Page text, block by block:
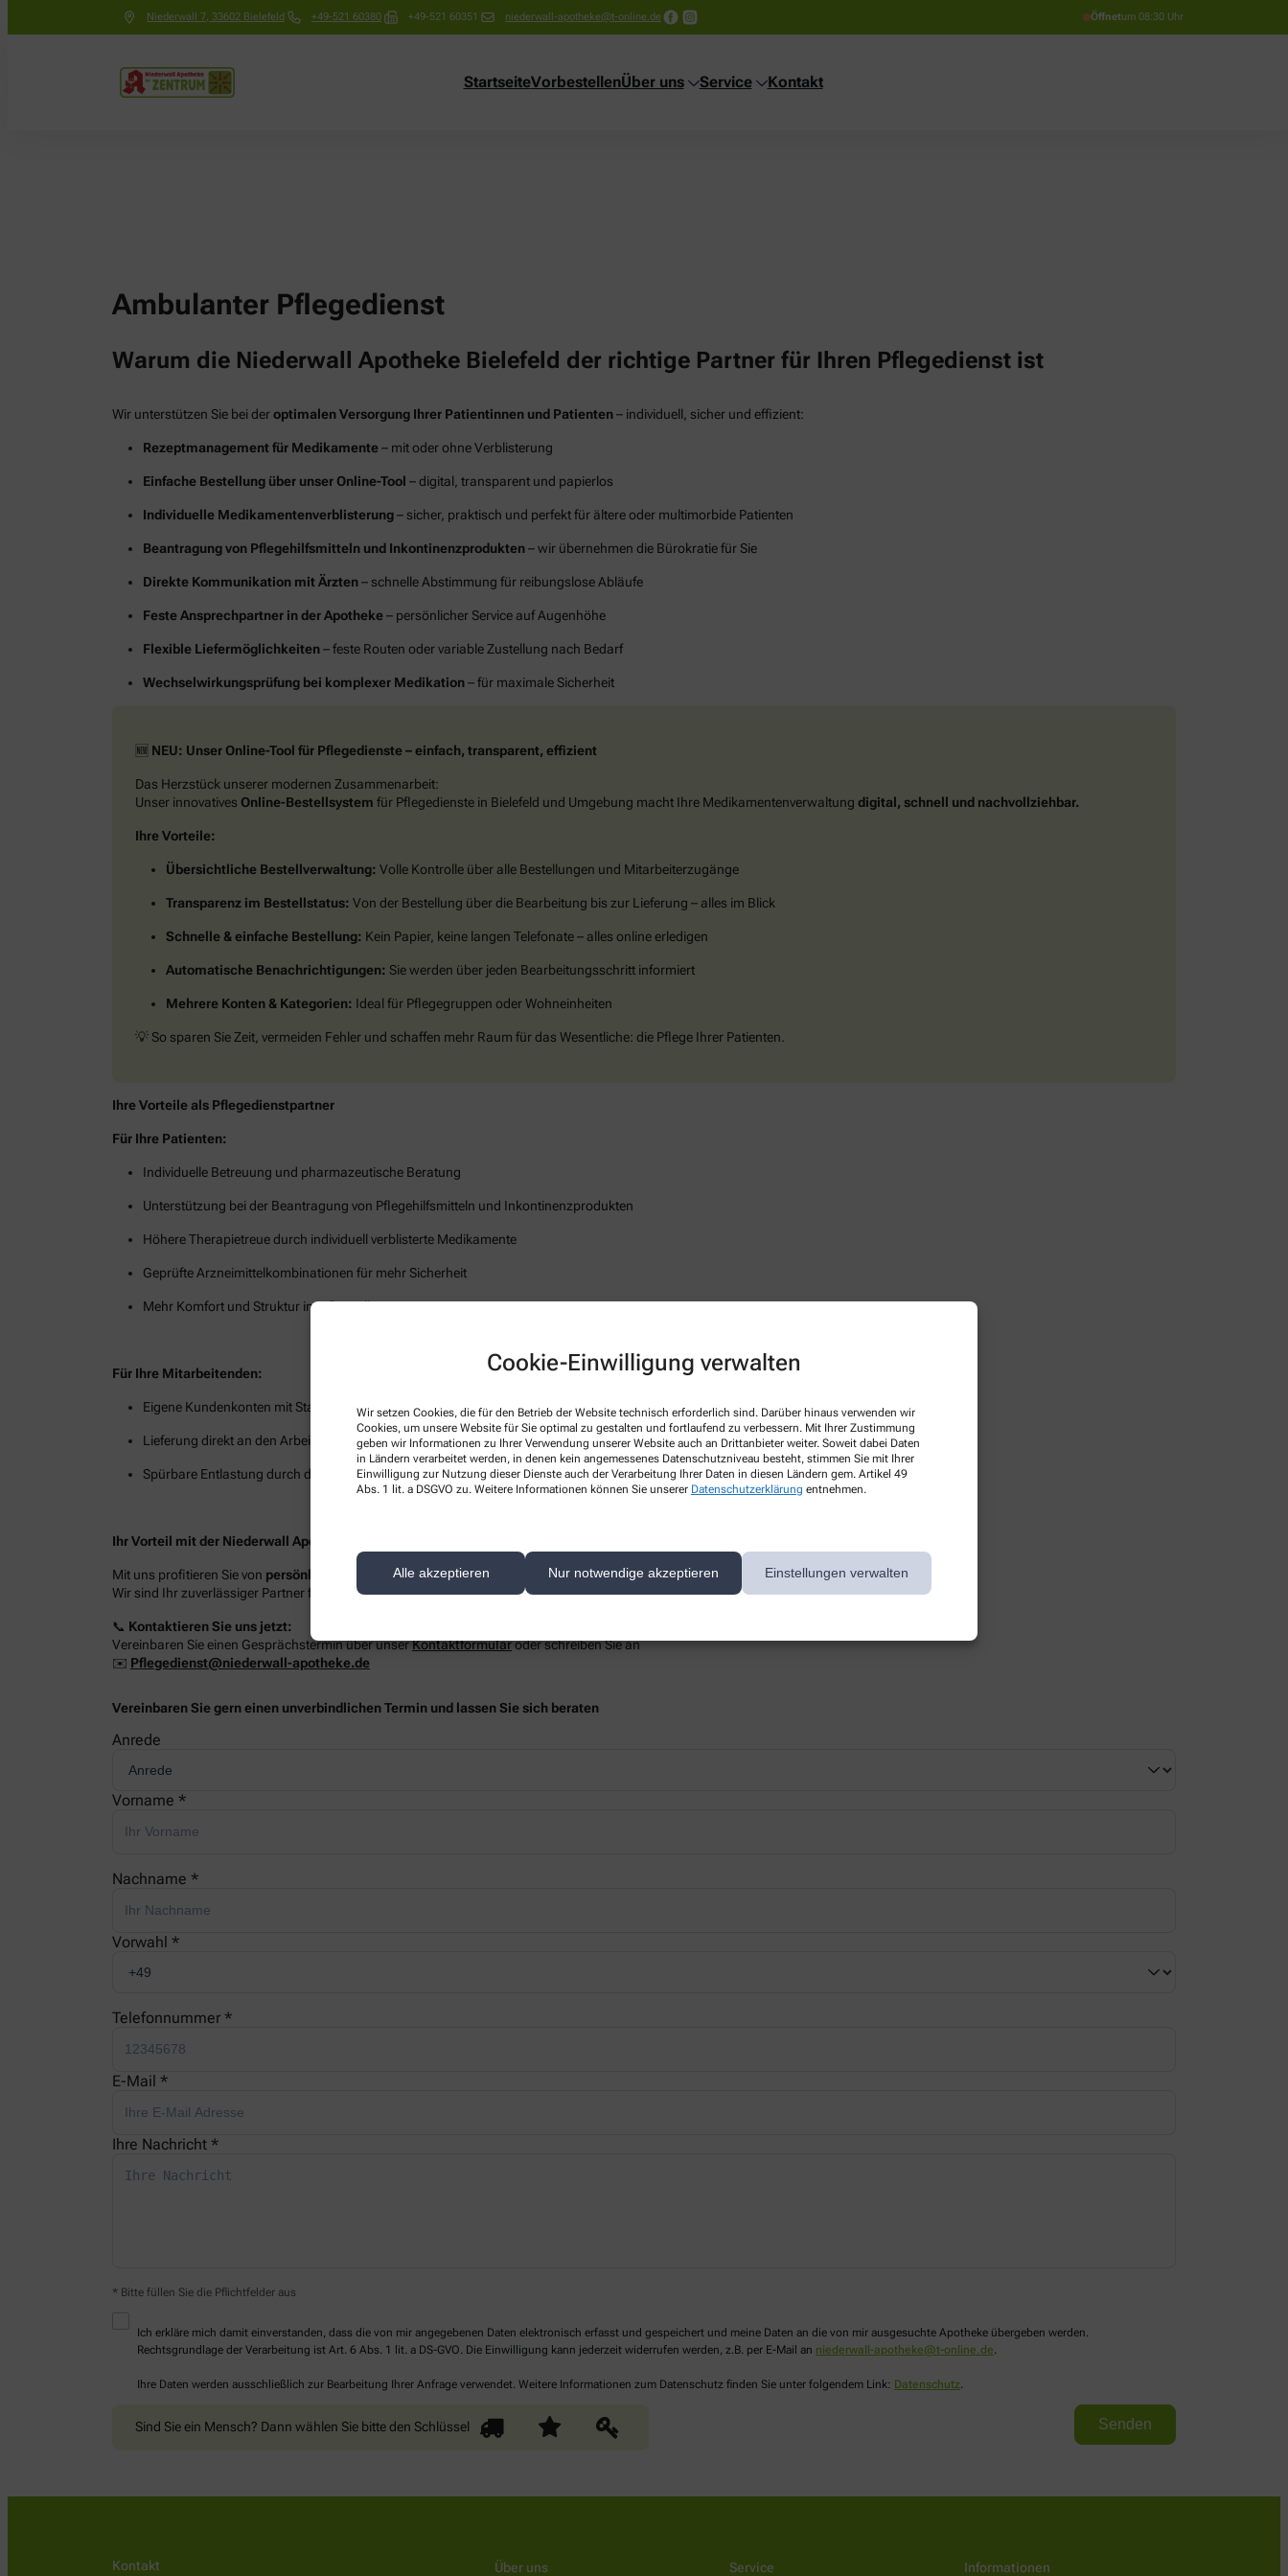
Cookie-Einwilligung verwalten
Wir setzen Cookies, die für den Betrieb der Website technisch erforderlich sind. Darüber hinaus verwenden wir
Cookies, um unsere Website für Sie optimal zu gestalten und fortlaufend zu verbessern. Mit Ihrer Zustimmung
geben wir Informationen zu Ihrer Verwendung unserer Website auch an Drittanbieter weiter. Soweit dabei Daten
in Ländern verarbeitet werden, in denen kein angemessenes Datenschutzniveau besteht, stimmen Sie mit Ihrer
Einwilligung zur Nutzung dieser Dienste auch der Verarbeitung Ihrer Daten in diesen Ländern gem. Artikel 49
Abs. 1 lit. a DSGVO zu. Weitere Informationen können Sie unserer Datenschutzerklärung entnehmen.
Alle akzeptieren Nur notwendige akzeptieren Einstellungen verwalten
Niederwall 7, 33602 Bielefeld +49-521 60380 +49-521 60351 niederwall-apotheke@t-online.de Öffnetum 08:30 Uhr
StartseiteVorbestellenÜber uns Service Kontakt
Ambulanter Pflegedienst
Warum die Niederwall Apotheke Bielefeld der richtige Partner für Ihren Pflegedienst ist
Wir unterstützen Sie bei deroptimalen Versorgung Ihrer Patientinnen und Patienten– individuell, sicher und effizient:
Rezeptmanagement für Medikamente– mit oder ohne Verblisterung
Einfache Bestellung über unser Online-Tool – digital, transparent und papierlos
Individuelle Medikamentenverblisterung– sicher, praktisch und perfekt für ältere oder multimorbide Patienten
Beantragung von Pflegehilfsmitteln und Inkontinenzprodukten– wir übernehmen die Bürokratie für Sie
Direkte Kommunikation mit Ärzten– schnelle Abstimmung für reibungslose Abläufe
Feste Ansprechpartner in der Apotheke– persönlicher Service auf Augenhöhe
Flexible Liefermöglichkeiten– feste Routen oder variable Zustellung nach Bedarf
Wechselwirkungsprüfung bei komplexer Medikation– für maximale Sicherheit
🆕 NEU: Unser Online-Tool für Pflegedienste – einfach, transparent, effizient
Das Herzstück unserer modernen Zusammenarbeit:
Unser innovatives Online-Bestellsystem für Pflegedienste in Bielefeld und Umgebung macht Ihre Medikamentenverwaltung digital, schnell und nachvollziehbar.
Ihre Vorteile:
Übersichtliche Bestellverwaltung: Volle Kontrolle über alle Bestellungen und Mitarbeiterzugänge
Transparenz im Bestellstatus: Von der Bestellung über die Bearbeitung bis zur Lieferung – alles im Blick
Schnelle & einfache Bestellung: Kein Papier, keine langen Telefonate – alles online erledigen
Automatische Benachrichtigungen: Sie werden über jeden Bearbeitungsschritt informiert
Mehrere Konten & Kategorien: Ideal für Pflegegruppen oder Wohneinheiten
💡 So sparen Sie Zeit, vermeiden Fehler und schaffen mehr Raum für das Wesentliche: die Pflege Ihrer Patienten.
Ihre Vorteile als Pflegedienstpartner
Für Ihre Patienten:
Individuelle Betreuung und pharmazeutische Beratung
Unterstützung bei der Beantragung von Pflegehilfsmitteln und Inkontinenzprodukten
Höhere Therapietreue durch individuell verblisterte Medikamente
Geprüfte Arzneimittelkombinationen für mehr Sicherheit
Mehr Komfort und Struktur im Pflegealltag
Für Ihre Mitarbeitenden:
Eigene Kundenkonten mit Stammkundenkonditionen
Lieferung direkt an den Arbeitsplatz oder in die Einrichtung
Spürbare Entlastung durch digitale Prozesse und feste Ansprechpartner
Ihr Vorteil mit der Niederwall Apotheke Bielefeld
Mit uns profitieren Sie von persönlicher Betreuung, innovativen Lösungen und über 70 Jahren Erfahrung
in der pharmazeutischen Versorgung.
Wir sind Ihr zuverlässiger Partner für Pflegeeinrichtungen, ambulante Dienste und häusliche Pflege im Bielefelder Westen.
📞 Kontaktieren Sie uns jetzt:
Vereinbaren Sie einen Gesprächstermin über unserKontaktformularoder schreiben Sie an
✉️ Pflegedienst@niederwall-apotheke.de
Vereinbaren Sie gern einen unverbindlichen Termin und lassen Sie sich beraten
Anrede
Vorname *
Nachname *
Vorwahl *
Telefonnummer *
E-Mail *
Ihre Nachricht *
* Bitte füllen Sie die Pflichtfelder aus
Ich erkläre mich damit einverstanden, dass die von mir angegebenen Daten elektronisch erfasst und gespeichert und meine Daten an die von mir ausgesuchte Apotheke übergeben werden.
Rechtsgrundlage der Verarbeitung ist Art. 6 Abs. 1 lit. a DS-GVO. Die Einwilligung kann jederzeit widerrufen werden, z.B. per E-Mail an niederwall-apotheke@t-online.de
Ihre Daten werden ausschließlich zur Bearbeitung Ihrer Anfrage verwendet. Weitere Informationen zum Datenschutz finden Sie unter folgendem Link: Datenschutz
Sind Sie ein Mensch? Dann wählen Sie bitteden Schlüssel
Kontakt Über uns Service Informationen